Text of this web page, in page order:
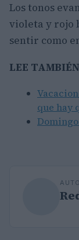
Los tonos
violeta y rojo
sentir como
LEE TAMBIÉN
que hay